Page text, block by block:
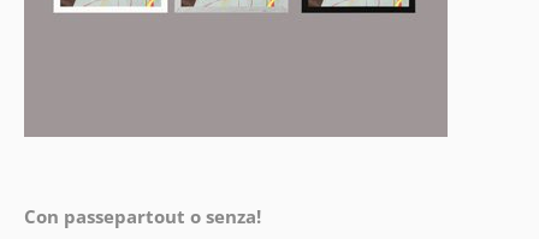
Con passepartout o senza!